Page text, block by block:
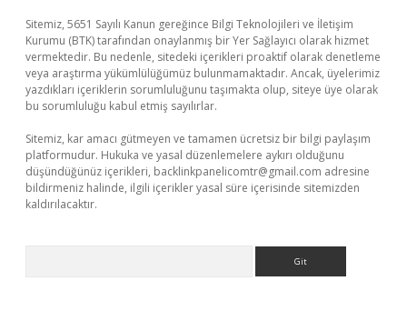
Sitemiz, 5651 Sayılı Kanun gereğince Bilgi Teknolojileri ve İletişim
Kurumu (BTK) tarafından onaylanmış bir Yer Sağlayıcı olarak hizmet
vermektedir. Bu nedenle, sitedeki içerikleri proaktif olarak denetleme
veya araştırma yükümlülüğümüz bulunmamaktadır. Ancak, üyelerimiz
yazdıkları içeriklerin sorumluluğunu taşımakta olup, siteye üye olarak
bu sorumluluğu kabul etmiş sayılırlar.
Sitemiz, kar amacı gütmeyen ve tamamen ücretsiz bir bilgi paylaşım
platformudur. Hukuka ve yasal düzenlemelere aykırı olduğunu
düşündüğünüz içerikleri, backlinkpanelicomtr@gmail.com adresine
bildirmeniz halinde, ilgili içerikler yasal süre içerisinde sitemizden
kaldırılacaktır.